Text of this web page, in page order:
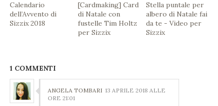
Calendario
dell’Avvento di
Sizzix 2018
[Cardmaking] Card
di Natale con
fustelle Tim Holtz
per Sizzix
Stella puntale per
albero di Natale fai
da te - Video per
Sizzix
1 COMMENTI
ANGELA TOMBARI 13 APRILE 2018 ALLE
ORE 21:01